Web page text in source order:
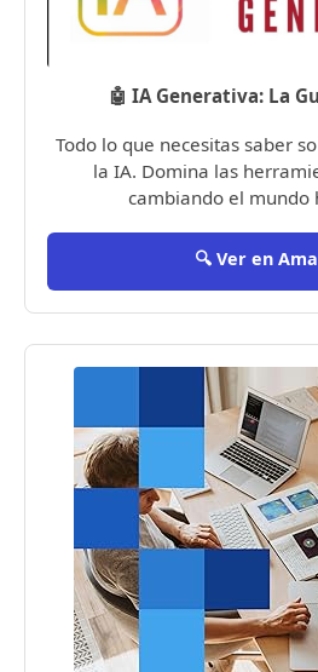
🤖 IA Generativa: La
Todo lo que necesitas saber
la IA. Domina las
cambiando el mundo
🔍 Ver en